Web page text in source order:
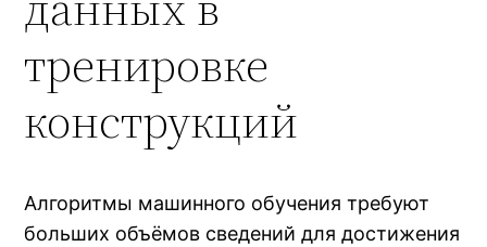
тренировке
конструкций
Алгоритмы машинного обучения требуют
больших объёмов сведений для достижения